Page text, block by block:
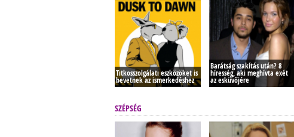
Titkosszolgálati eszközöket is
bevetnek az ismerkedéshez
Barátság szakítás után? 8
híresség, aki meghívta exét
az esküvőjére
SZÉPSÉG